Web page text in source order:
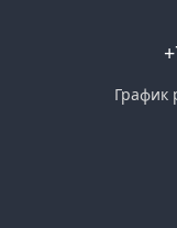
График